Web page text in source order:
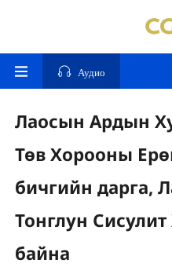
Аудио
Лаосын Ардын
Төв Хорооны
бичгийн дарга,
Тонглун
байна